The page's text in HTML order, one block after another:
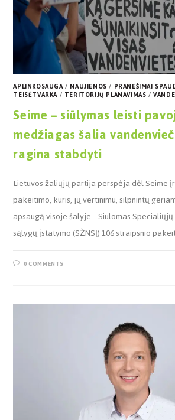
APLINKOSAUGA/ NAUJIENOS/ PRANEŠIMAI
TEISĖTVARKA/ TERITORIJŲ PLANAVIMAS/
Seime – siūlymas leisti
medžiagas šalia
ragina stabdyti
Lietuvos žaliųjų partija perspėja dėl Seime
pakeitimo, kuris, jų vertinimu, silpnintų
apsaugą visoje šalyje. Siūlomas
sąlygų įstatymo (SŽNSĮ) 106 straipsnio
0 COMMENTS